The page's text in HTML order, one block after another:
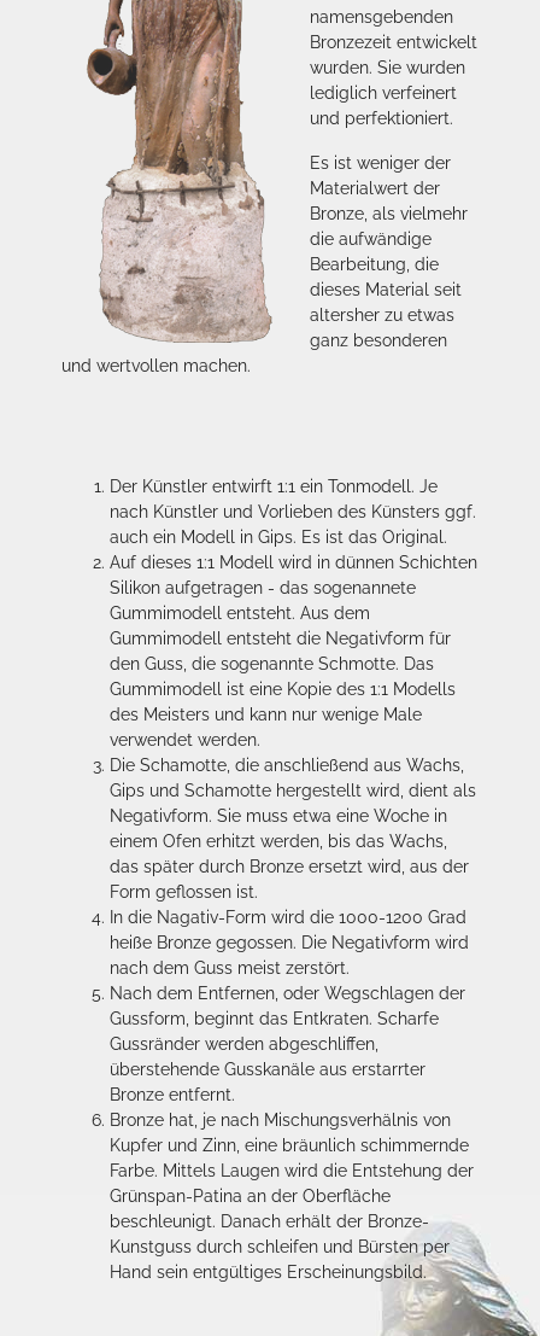
namensgebenden
Bronzezeit entwickelt
wurden. Sie wurden
lediglich verfeinert
und perfektioniert.
Es ist weniger der
Materialwert der
Bronze, als vielmehr
die aufwändige
Bearbeitung, die
dieses Material seit
altersher zu etwas
ganz besonderen
und wertvollen machen.
Der Künstler entwirft 1:1 ein Tonmodell. Je
nach Künstler und Vorlieben des Künsters ggf.
auch ein Modell in Gips. Es ist das Original.
Auf dieses 1:1 Modell wird in dünnen Schichten
Silikon aufgetragen - das sogenannete
Gummimodell entsteht. Aus dem
Gummimodell entsteht die Negativform für
den Guss, die sogenannte Schmotte. Das
Gummimodell ist eine Kopie des 1:1 Modells
des Meisters und kann nur wenige Male
verwendet werden.
Die Schamotte, die anschließend aus Wachs,
Gips und Schamotte hergestellt wird, dient als
Negativform. Sie muss etwa eine Woche in
einem Ofen erhitzt werden, bis das Wachs,
das später durch Bronze ersetzt wird, aus der
Form geflossen ist.
In die Nagativ-Form wird die 1000-1200 Grad
heiße Bronze gegossen. Die Negativform wird
nach dem Guss meist zerstört.
Nach dem Entfernen, oder Wegschlagen der
Gussform, beginnt das Entkraten. Scharfe
Gussränder werden abgeschliffen,
überstehende Gusskanäle aus erstarrter
Bronze entfernt.
Bronze hat, je nach Mischungsverhälnis von
Kupfer und Zinn, eine bräunlich schimmernde
Farbe. Mittels Laugen wird die Entstehung der
Grünspan-Patina an der Oberfläche
beschleunigt. Danach erhält der Bronze-
Kunstguss durch schleifen und Bürsten per
Hand sein entgültiges Erscheinungsbild.